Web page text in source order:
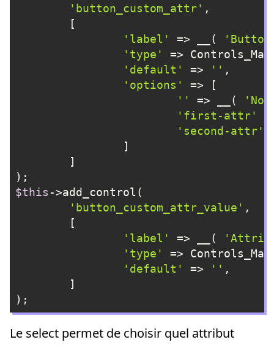
'button_custom_attr' ,
'label'
=> __(
'type'
=>
'default'
=> '' ,
'options'
=> [
''
=> __(
'first-attr'
'second-attr'
$this ->add_control(
'button_custom_attr_value' ,
'label'
=> __(
'type'
=>
'default'
=> '' ,
);
Langage du code : PHP (php)
Le select permet de choisir quel attribut